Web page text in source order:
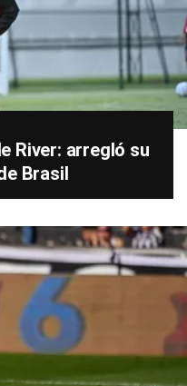
River: arregló su
Brasil